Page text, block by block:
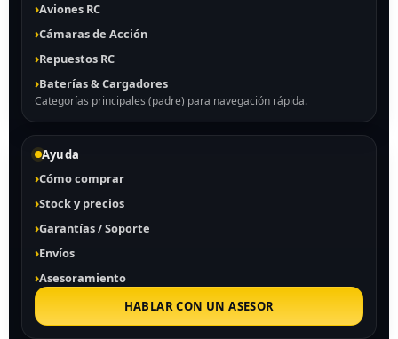
Aviones RC
Cámaras de Acción
Repuestos RC
Baterías & Cargadores
Categorías principales (padre) para navegación rápida.
Ayuda
Cómo comprar
Stock y precios
Garantías / Soporte
Envíos
Asesoramiento
HABLAR CON UN ASESOR